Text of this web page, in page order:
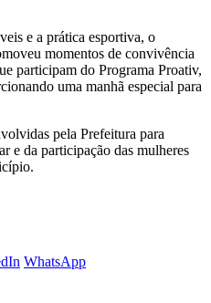
e a prática esportiva, o
momentos de convivência
participam do Programa Proativ,
uma manhã especial para
pela Prefeitura para
e da participação das mulheres
WhatsApp